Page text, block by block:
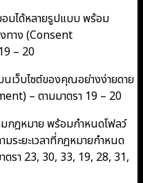
มได้หลายรูปแบบ พร้อม
ทาง (Consent
– 20
เว็บไซต์ของคุณอย่างง่ายดาย
– ตามมาตรา 19 – 20
กฎหมาย พร้อมกำหนดโฟลว์
มระยะเวลาที่กฎหมายกำหนด
รา 23, 30, 33, 19, 28, 31,